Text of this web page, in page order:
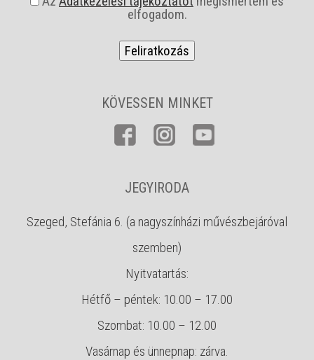
elfogadom.
KÖVESSEN MINKET
JEGYIRODA
Szeged, Stefánia 6. (a nagyszínházi művészbejáróval
szemben)
Nyitvatartás:
Hétfő – péntek: 10.00 – 17.00
Szombat: 10.00 – 12.00
Vasárnap és ünnepnap: zárva.